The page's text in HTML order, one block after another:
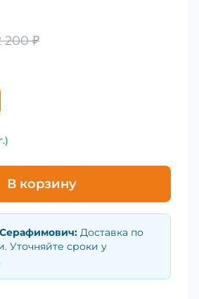
200 ₽
В корзину
Серафимович: Доставка по
Уточняйте сроки у